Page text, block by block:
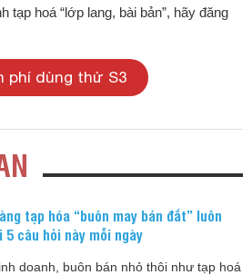
tạp hoá “lớp lang, bài bản”, hãy đăng
phí dùng thử S3
tạp hóa “buôn may bán đắt” luôn
câu hỏi này mỗi ngày
doanh, buôn bán nhỏ thôi như tạp hoá